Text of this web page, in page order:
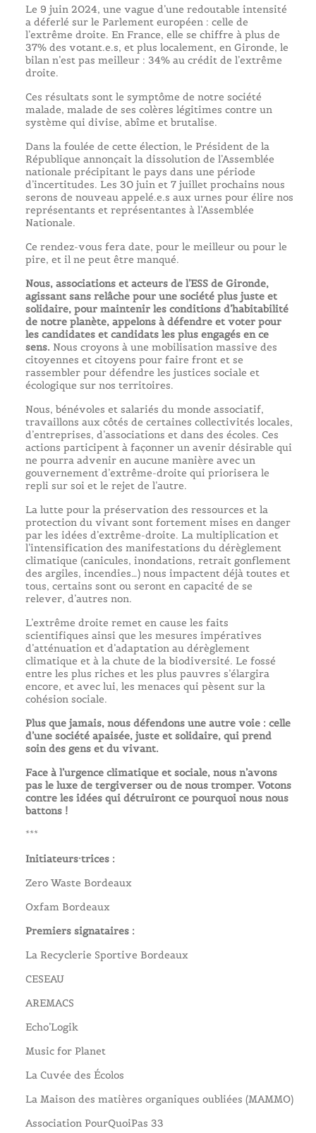
Le 9 juin 2024, une vague d’une redoutable intensité
a déferlé sur le Parlement européen : celle de
l’extrême droite. En France, elle se chiffre à plus de
37% des votant.e.s, et plus localement, en Gironde, le
bilan n’est pas meilleur : 34% au crédit de l’extrême
droite.
Ces résultats sont le symptôme de notre société
malade, malade de ses colères légitimes contre un
système qui divise, abîme et brutalise.
Dans la foulée de cette élection, le Président de la
République annonçait la dissolution de l’Assemblée
nationale précipitant le pays dans une période
d’incertitudes. Les 30 juin et 7 juillet prochains nous
serons de nouveau appelé.e.s aux urnes pour élire nos
représentants et représentantes à l’Assemblée
Nationale.
Ce rendez-vous fera date, pour le meilleur ou pour le
pire, et il ne peut être manqué.
Nous, associations et acteurs de l’ESS de Gironde,
agissant sans relâche pour une société plus juste et
solidaire, pour maintenir les conditions d’habitabilité
de notre planète, appelons à défendre et voter pour
les candidates et candidats les plus engagés en ce
sens. Nous croyons à une mobilisation massive des
citoyennes et citoyens pour faire front et se
rassembler pour défendre les justices sociale et
écologique sur nos territoires.
Nous, bénévoles et salariés du monde associatif,
travaillons aux côtés de certaines collectivités locales,
d’entreprises, d’associations et dans des écoles. Ces
actions participent à façonner un avenir désirable qui
ne pourra advenir en aucune manière avec un
gouvernement d’extrême-droite qui priorisera le
repli sur soi et le rejet de l’autre.
La lutte pour la préservation des ressources et la
protection du vivant sont fortement mises en danger
par les idées d’extrême-droite. La multiplication et
l’intensification des manifestations du dérèglement
climatique (canicules, inondations, retrait gonflement
des argiles, incendies…) nous impactent déjà toutes et
tous, certains sont ou seront en capacité de se
relever, d’autres non.
L’extrême droite remet en cause les faits
scientifiques ainsi que les mesures impératives
d’atténuation et d’adaptation au dérèglement
climatique et à la chute de la biodiversité. Le fossé
entre les plus riches et les plus pauvres s’élargira
encore, et avec lui, les menaces qui pèsent sur la
cohésion sociale.
Plus que jamais, nous défendons une autre voie : celle
d’une société apaisée, juste et solidaire, qui prend
soin des gens et du vivant.
Face à l’urgence climatique et sociale, nous n’avons
pas le luxe de tergiverser ou de nous tromper. Votons
contre les idées qui détruiront ce pourquoi nous nous
battons !
***
Initiateurs·trices :
Zero Waste Bordeaux
Oxfam Bordeaux
Premiers signataires :
La Recyclerie Sportive Bordeaux
CESEAU
AREMACS
Echo’Logik
Music for Planet
La Cuvée des Écolos
La Maison des matières organiques oubliées (MAMMO)
Association PourQuoiPas 33